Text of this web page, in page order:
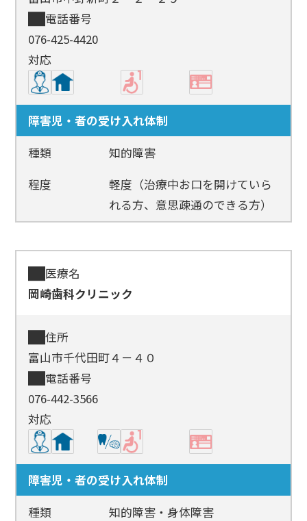
電話番号
076-425-4420
対応
障害児・者の受け入れ体制
種類
知的障害
程度
軽度（治療中お口を開けていら
れる方、意思疎通のできる方）
医療名
岡崎歯科クリニック
住所
富山市千代田町４－４０
電話番号
076-442-3566
対応
障害児・者の受け入れ体制
種類
知的障害・身体障害